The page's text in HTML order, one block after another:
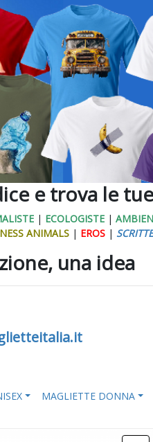
e trova le
| ECOLOGISTE |
ANIMALS | EROS |
una idea
MAGLIETTE DONNA